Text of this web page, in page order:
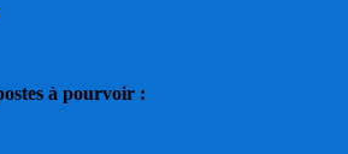
à pourvoir :